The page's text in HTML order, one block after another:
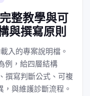
整教學與可
與撰寫原則
入的專案說明檔。
例，給四層結構
撰寫判斷公式、可複
與維護診斷流程。